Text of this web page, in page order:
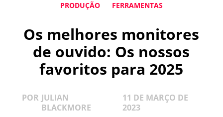
PRODUÇÃO FERRAMENTAS
Os melhores monitores
de ouvido: Os nossos
favoritos para 2025
POR JULIAN
BLACKMORE
11 DE MARÇO DE
2023